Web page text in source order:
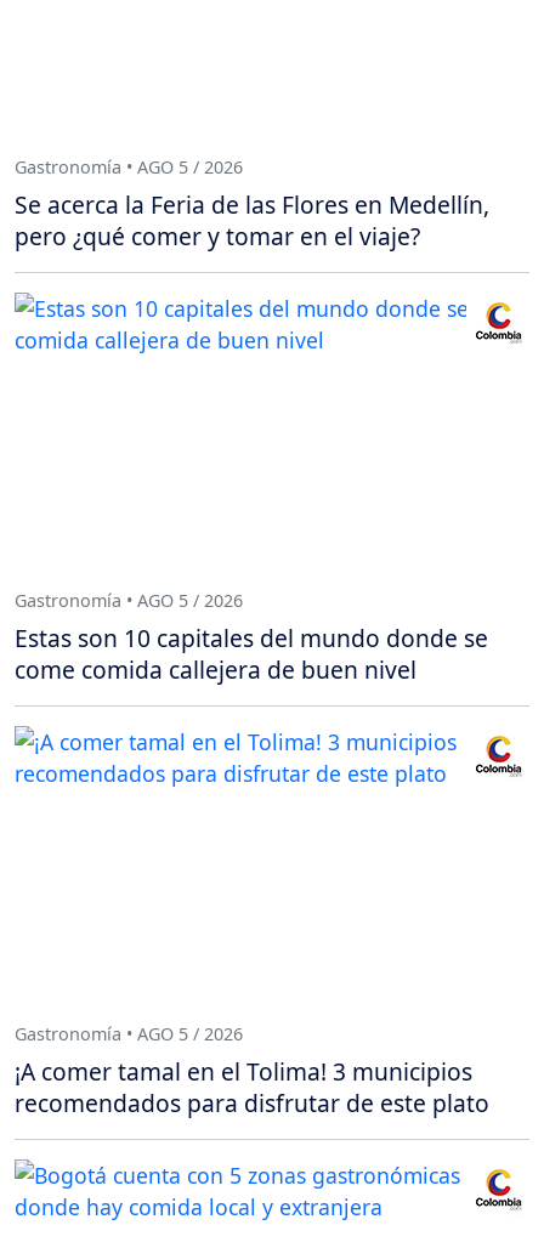
Gastronomía • AGO 5 / 2026
Se acerca la Feria de las Flores en Medellín,
pero ¿qué comer y tomar en el viaje?
Gastronomía • AGO 5 / 2026
Estas son 10 capitales del mundo donde se
come comida callejera de buen nivel
Gastronomía • AGO 5 / 2026
¡A comer tamal en el Tolima! 3 municipios
recomendados para disfrutar de este plato